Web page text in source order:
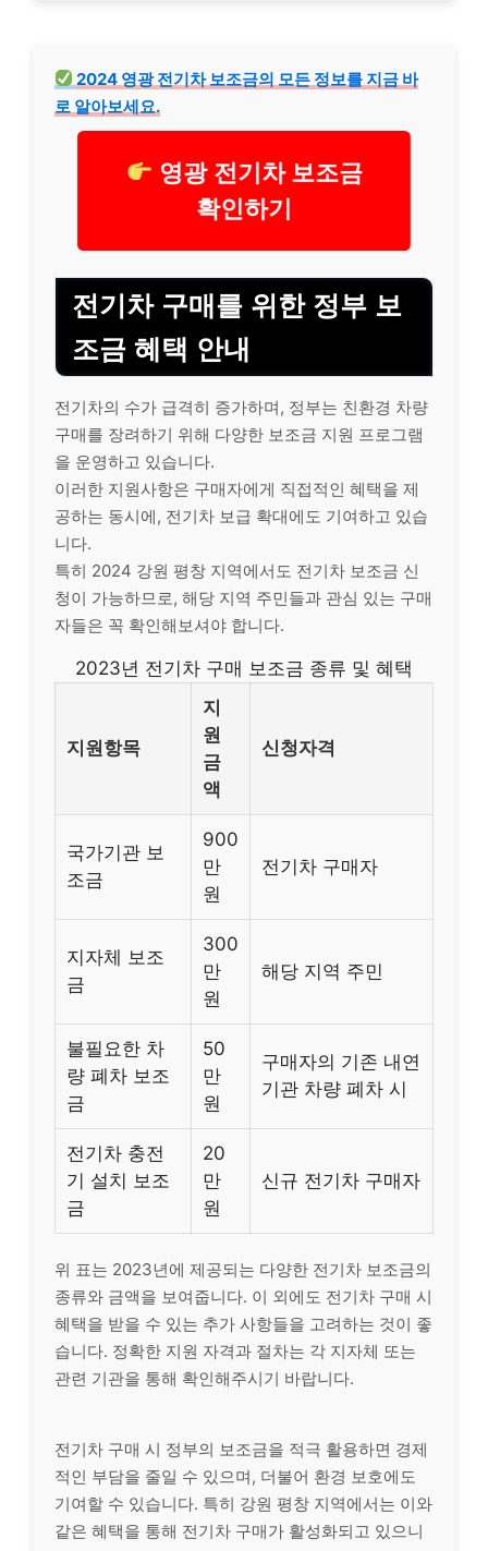
2024 영광 전기차 보조금의 모든 정보를 지금 바
로 알아보세요.
영광 전기차 보조금
확인하기
전기차 구매를 위한 정부 보
조금 혜택 안내
전기차의 수가 급격히 증가하며, 정부는 친환경 차량
구매를 장려하기 위해 다양한 보조금 지원 프로그램
을 운영하고 있습니다.
이러한 지원사항은 구매자에게 직접적인 혜택을 제
공하는 동시에, 전기차 보급 확대에도 기여하고 있습
니다.
특히 2024 강원 평창 지역에서도 전기차 보조금 신
청이 가능하므로, 해당 지역 주민들과 관심 있는 구매
자들은 꼭 확인해보셔야 합니다.
2023년 전기차 구매 보조금 종류 및 혜택
지원항목
지
원
금
액
신청자격
국가기관 보
조금
900
만
원
전기차 구매자
지자체 보조
금
300
만
원
해당 지역 주민
불필요한 차
량 폐차 보조
금
50
만
원
구매자의 기존 내연
기관 차량 폐차 시
전기차 충전
기 설치 보조
금
20
만
원
신규 전기차 구매자
위 표는 2023년에 제공되는 다양한 전기차 보조금의
종류와 금액을 보여줍니다. 이 외에도 전기차 구매 시
혜택을 받을 수 있는 추가 사항들을 고려하는 것이 좋
습니다. 정확한 지원 자격과 절차는 각 지자체 또는
관련 기관을 통해 확인해주시기 바랍니다.
전기차 구매 시 정부의 보조금을 적극 활용하면 경제
적인 부담을 줄일 수 있으며, 더불어 환경 보호에도
기여할 수 있습니다. 특히 강원 평창 지역에서는 이와
같은 혜택을 통해 전기차 구매가 활성화되고 있으니